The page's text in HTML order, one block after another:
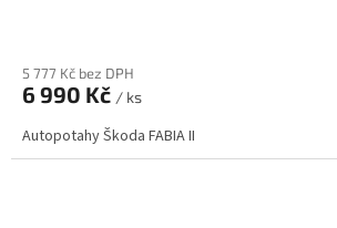
5 777 Kč bez DPH
6 990 Kč / ks
Autopotahy Škoda FABIA II